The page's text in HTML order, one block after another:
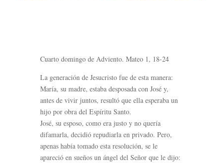
Cuarto domingo de Adviento. Mateo 1, 18-24
La generación de Jesucristo fue de esta manera:
María, su madre, estaba desposada con José y,
antes de vivir juntos, resultó que ella esperaba un
hijo por obra del Espíritu Santo.
José, su esposo, como era justo y no quería
difamarla, decidió repudiarla en privado. Pero,
apenas había tomado esta resolución, se le
apareció en sueños un ángel del Señor que le dijo: